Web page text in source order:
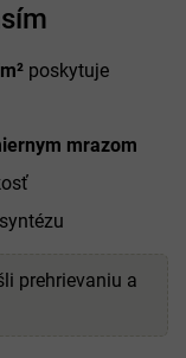
poskytuje
mrazom
prehrievaniu a